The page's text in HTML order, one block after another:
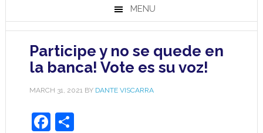
MENU
Participe y no se quede en
la banca! Vote es su voz!
MARCH 31, 2021BY DANTE VISCARRA
Facebook
Share